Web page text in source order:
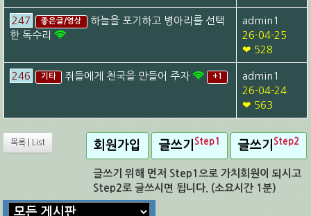
247 좋은글/영상
하늘을 포기하고 병아리를 선택
한 독수리
admin1
26-04-25
❤ 528
246 기타 쥐들에게 천국을 만들어 주자 +1
admin1
26-04-24
❤ 563
목록 | List 회원가입 글쓰기 Step1 글쓰기 Step2
글쓰기 위해 먼저 Step1으로 가치회원이 되시고
Step2로 글쓰시면 됩니다. (소요시간 1분)